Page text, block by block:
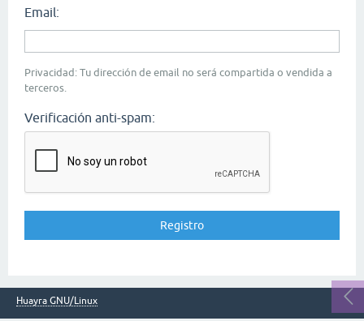
Email:
Privacidad: Tu dirección de email no será compartida o vendida a
terceros.
Verificación anti-spam:
Huayra GNU/Linux